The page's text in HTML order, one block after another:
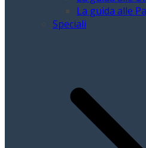
La guida alle
Speciali